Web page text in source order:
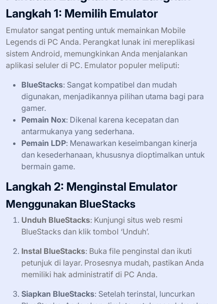
Langkah 1: Memilih Emulator
Emulator sangat penting untuk memainkan Mobile
Legends di PC Anda. Perangkat lunak ini mereplikasi
sistem Android, memungkinkan Anda menjalankan
aplikasi seluler di PC. Emulator populer meliputi:
BlueStacks: Sangat kompatibel dan mudah
digunakan, menjadikannya pilihan utama bagi para
gamer.
Pemain Nox: Dikenal karena kecepatan dan
antarmukanya yang sederhana.
Pemain LDP: Menawarkan keseimbangan kinerja
dan kesederhanaan, khususnya dioptimalkan untuk
bermain game.
Langkah 2: Menginstal Emulator
Menggunakan BlueStacks
Unduh BlueStacks: Kunjungi situs web resmi
BlueStacks dan klik tombol ‘Unduh’.
Instal BlueStacks: Buka file penginstal dan ikuti
petunjuk di layar. Prosesnya mudah, pastikan Anda
memiliki hak administratif di PC Anda.
Siapkan BlueStacks: Setelah terinstal, luncurkan